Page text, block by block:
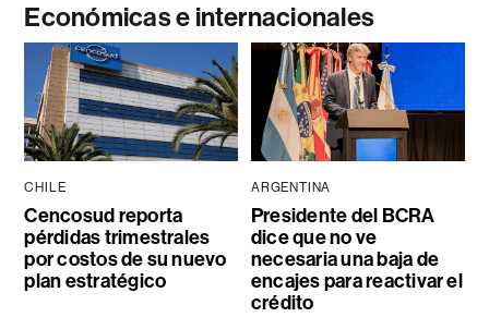
Económicas e internacionales
CHILE
Cencosud reporta
pérdidas trimestrales
por costos de su nuevo
plan estratégico
ARGENTINA
Presidente del BCRA
dice que no ve
necesaria una baja de
encajes para reactivar el
crédito